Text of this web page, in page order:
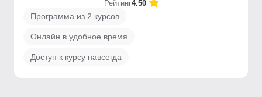
Рейтинг4.50
Программа из 2 курсов
Онлайн в удобное время
Доступ к курсу навсегда